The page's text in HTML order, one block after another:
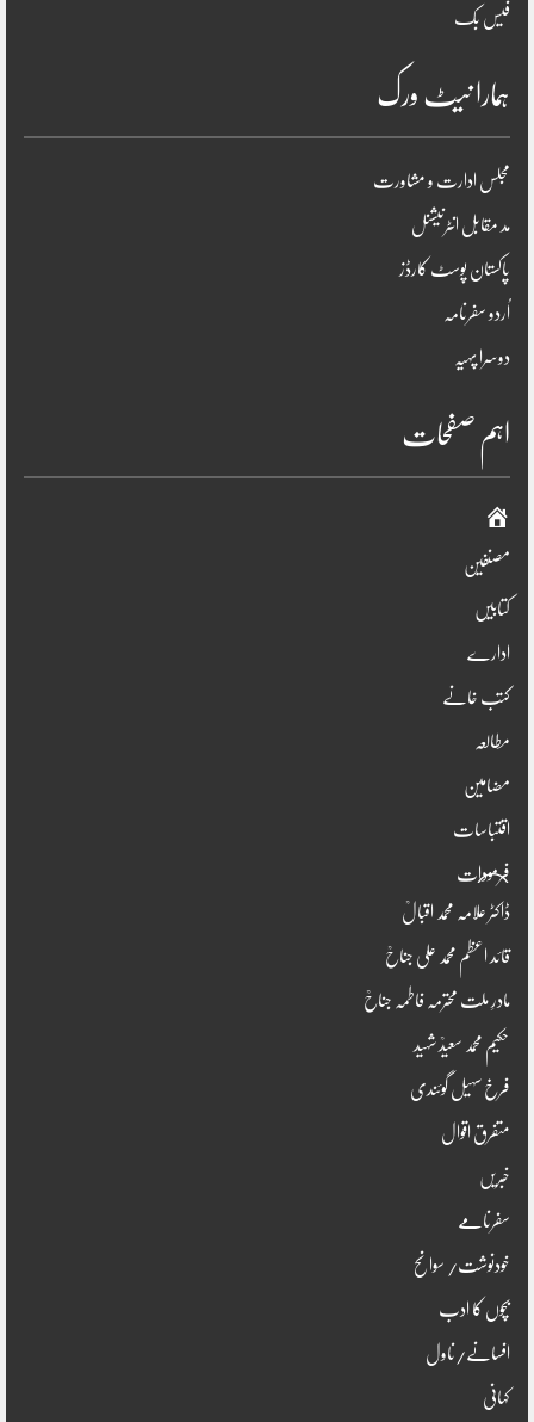
فیس بک
ہمارا نیٹ ورک
مجلس ادارت و مشاورت
مد مقابل انٹرنیشنل
پاکستان پوسٹ کارڈز
اُردو سفرنامہ
دوسرا پہیہ
اہم صفحات
صفحہ
اوّل
مصنفین
کتابیں
ادارے
کتب خانے
مطالعہ
مضامین
اقتباسات
فرمودات
ڈاکٹر علامہ محمد اقبالؒ
قائد اعظم محمد علی جناحؒ
مادرِ ملت محترمہ فاطمہ جناحؒ
حکیم محمد سعیدؒ شہید
فرخ سہیل گوئندی
متفرق اقوال
خبریں
سفرنامے
خودنوشت/ سوانح
بچوں کا ادب
افسانے/ناول
کہانی